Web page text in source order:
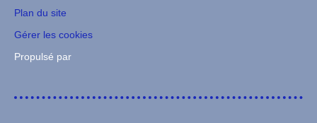
Plan du site
Gérer les cookies
Propulsé par